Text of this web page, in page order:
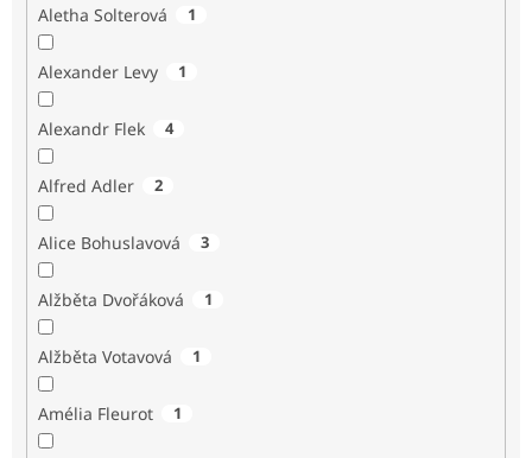
Aletha Solterová 1
Alexander Levy 1
Alexandr Flek 4
Alfred Adler 2
Alice Bohuslavová 3
Alžběta Dvořáková 1
Alžběta Votavová 1
Amélia Fleurot 1